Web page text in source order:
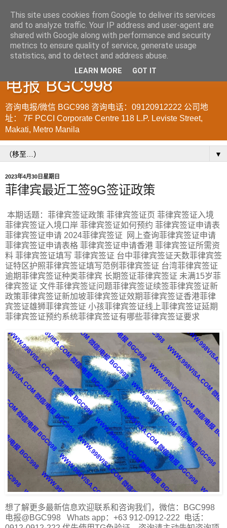
菲律宾998VISA移民公司
WWW.SRRV.DE 咨询微信/
电报 BGC998
咨询电报/微信 BGC998 咨询电话：09120912222 公司地
址： 7F PCCI Corporate Centre 118 L.P. Leviste Street,
Makati, Metro Manila
▼
2023年4月30日星期日
菲律宾最近工签9G签证政策
本期话题：菲律宾签证政策 菲律宾签证页 菲律宾签证入境
菲律宾签证入境口岸 菲律宾签证如何预约 菲律宾签证申请表
菲律宾签证申请 2024菲律宾签证 网上查询菲律宾签证申请
菲律宾签证申请表格 菲律宾签证申请香港 菲律宾签证所需资
料 菲律宾签证填写 菲律宾签证 台中菲律宾签证天数菲律宾签
证特区护照菲律宾签证填写范例菲律宾签证 台湾菲律宾签证
逾期菲律宾签证种类菲律宾 长期签证菲律宾签证 未满15岁菲
律宾签证 文件菲律宾签证问题菲律宾签证续签菲律宾签证新
政策菲律宾签证新加坡菲律宾签证效期菲律宾签证香港菲律
宾签证雄狮菲律宾签证 小孩菲律宾签证线上菲律宾签证延期
菲律宾签证预约系统菲律宾签证有哪些菲律宾签证要求
想了解更多最新信息欢迎联系和咨询我们，微信：BGC998
电报@BGC998 Whats app：+63 912-0912-222 电话：
This site uses cookies from Google to deliver its services
and to analyze traffic. Your IP address and user-agent are
shared with Google along with performance and security
metrics to ensure quality of service, generate usage
statistics, and to detect and address abuse.
LEARN MORE GOT IT